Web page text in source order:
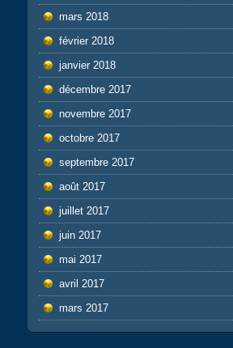
mars 2018
février 2018
janvier 2018
décembre 2017
novembre 2017
octobre 2017
septembre 2017
août 2017
juillet 2017
juin 2017
mai 2017
avril 2017
mars 2017